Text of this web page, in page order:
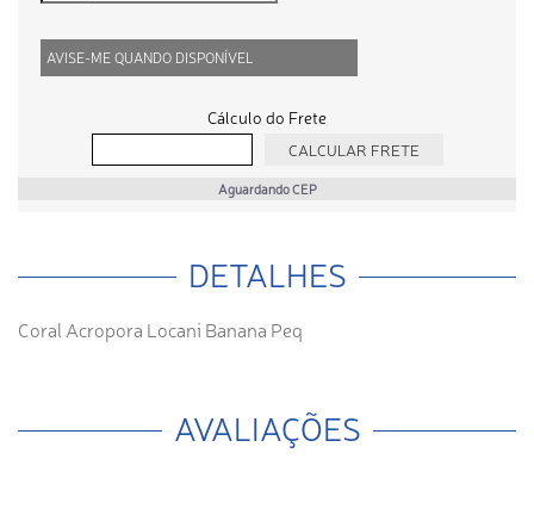
AVISE-ME QUANDO DISPONÍVEL
Cálculo do Frete
Aguardando CEP
DETALHES
Coral Acropora Locani Banana Peq
AVALIAÇÕES